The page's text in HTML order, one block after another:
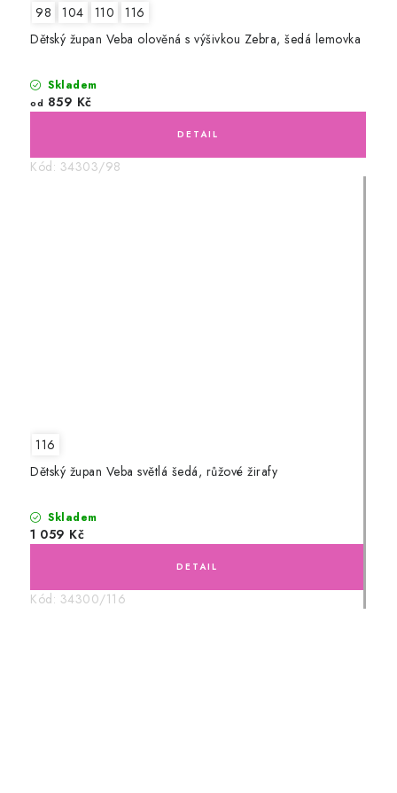
98 104 110
116
Dětský župan Veba olověná s výšivkou Zebra, šedá lemovka
Skladem
od 859 Kč
Kód: 34303/98
116
Dětský župan Veba světlá šedá, růžové žirafy
Skladem
1 059 Kč
Kód: 34300/116